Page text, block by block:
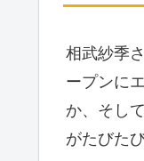
相武紗季
ープンに
か、そし
がたびた